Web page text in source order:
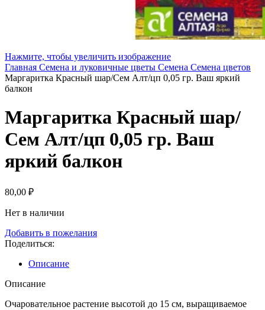
Нажмите, чтобы увеличить изображение
Главная Семена и луковичные цветы Семена Семена цветов
Маргаритка Красный шар/Сем Алт/цп 0,05 гр. Ваш яркий
балкон
Маргаритка Красный шар/
Сем Алт/цп 0,05 гр. Ваш
яркий балкон
80,00 ₽
Нет в наличии
Добавить в пожелания
Поделиться:
Описание
Описание
Очаровательное растение высотой до 15 см, выращиваемое